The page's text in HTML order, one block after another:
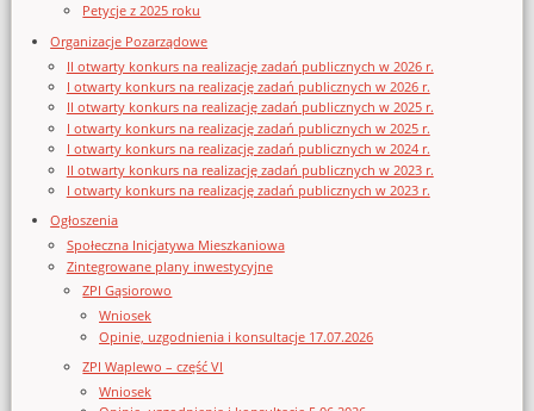
Petycje z 2025 roku
Organizacje Pozarządowe
II otwarty konkurs na realizację zadań publicznych w 2026 r.
I otwarty konkurs na realizację zadań publicznych w 2026 r.
II otwarty konkurs na realizację zadań publicznych w 2025 r.
I otwarty konkurs na realizację zadań publicznych w 2025 r.
I otwarty konkurs na realizację zadań publicznych w 2024 r.
II otwarty konkurs na realizację zadań publicznych w 2023 r.
I otwarty konkurs na realizację zadań publicznych w 2023 r.
Ogłoszenia
Społeczna Inicjatywa Mieszkaniowa
Zintegrowane plany inwestycyjne
ZPI Gąsiorowo
Wniosek
Opinie, uzgodnienia i konsultacje 17.07.2026
ZPI Waplewo – część VI
Wniosek